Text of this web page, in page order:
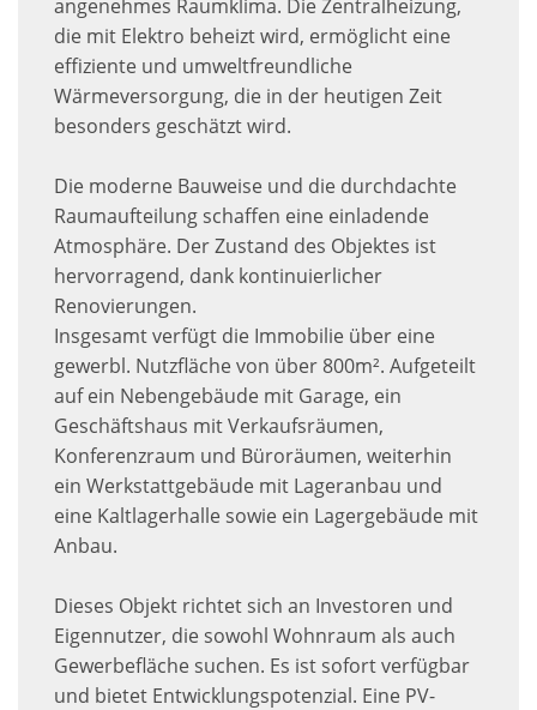
angenehmes Raumklima. Die Zentralheizung,
die mit Elektro beheizt wird, ermöglicht eine
effiziente und umweltfreundliche
Wärmeversorgung, die in der heutigen Zeit
besonders geschätzt wird.
Die moderne Bauweise und die durchdachte
Raumaufteilung schaffen eine einladende
Atmosphäre. Der Zustand des Objektes ist
hervorragend, dank kontinuierlicher
Renovierungen.
Insgesamt verfügt die Immobilie über eine
gewerbl. Nutzfläche von über 800m². Aufgeteilt
auf ein Nebengebäude mit Garage, ein
Geschäftshaus mit Verkaufsräumen,
Konferenzraum und Büroräumen, weiterhin
ein Werkstattgebäude mit Lageranbau und
eine Kaltlagerhalle sowie ein Lagergebäude mit
Anbau.
Dieses Objekt richtet sich an Investoren und
Eigennutzer, die sowohl Wohnraum als auch
Gewerbefläche suchen. Es ist sofort verfügbar
und bietet Entwicklungspotenzial. Eine PV-